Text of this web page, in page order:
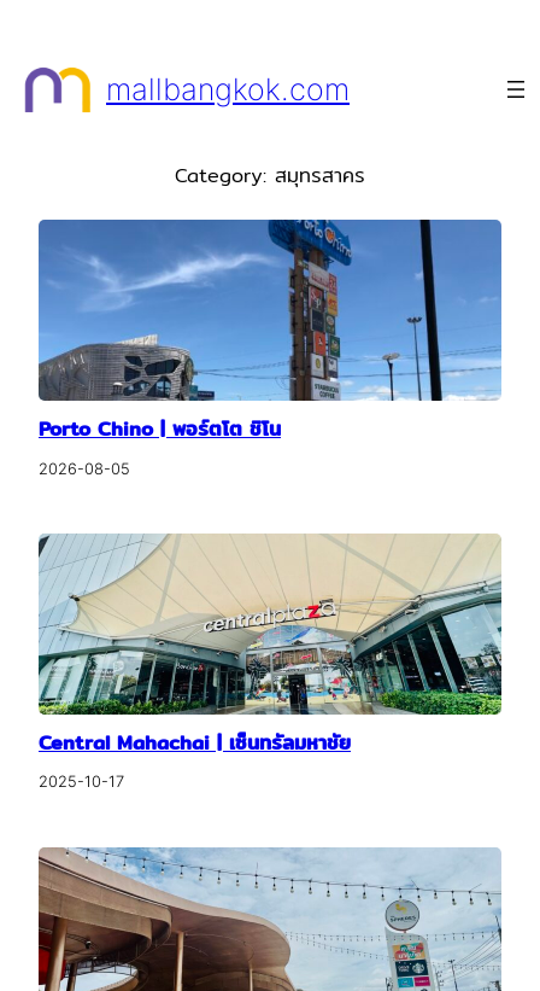
content
mallbangkok.com
Category: สมุทรสาคร
Porto Chino | พอร์ตโต ชิโน
2026-08-05
Central Mahachai | เซ็นทรัลมหาชัย
2025-10-17